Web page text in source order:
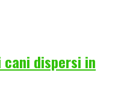
cani dispersi in